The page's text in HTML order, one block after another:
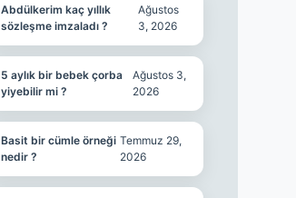
Abdülkerim kaç yıllık
sözleşme imzaladı ?
Ağustos
3, 2026
5 aylık bir bebek çorba
yiyebilir mi ?
Ağustos 3,
2026
Basit bir cümle örneği
nedir ?
Temmuz 29,
2026